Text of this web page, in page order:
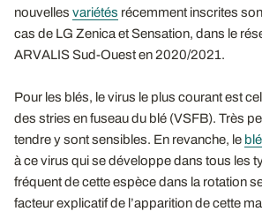
nouvelles variétés récemment inscrites
cas de LG Zenica et Sensation, dans le
ARVALIS Sud-Ouest en 2020/2021.
Pour les blés, le virus le plus courant est
des stries en fuseau du blé (VSFB). Très
tendre y sont sensibles. En revanche, le
à ce virus qui se développe dans tous les
fréquent de cette espèce dans la rotation
facteur explicatif de l’apparition de cette